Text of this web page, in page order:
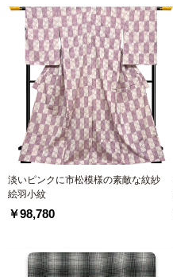
淡いピンクに市松模様の素敵な紋紗
絵羽小紋
￥98,780